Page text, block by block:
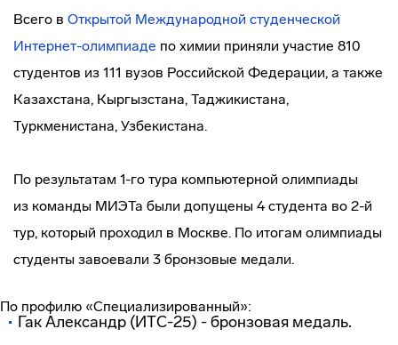
Всего в Открытой Международной студенческой
Интернет-олимпиаде по химии приняли участие 810
студентов из 111 вузов Российской Федерации, а также
Казахстана, Кыргызстана, Таджикистана,
Туркменистана, Узбекистана.
По результатам 1-го тура компьютерной олимпиады
из команды МИЭТа были допущены 4 студента во 2-й
тур, который проходил в Москве. По итогам олимпиады
студенты завоевали 3 бронзовые медали.
По профилю «Специализированный»:
Гак Александр (ИТС-25) - бронзовая медаль.